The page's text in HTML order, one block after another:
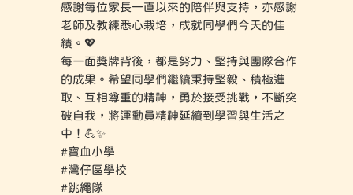
感謝每位家長一直以來的陪伴與支持，亦感謝
老師及教練悉心栽培，成就同學們今天的佳
績。💖
每一面獎牌背後，都是努力、堅持與團隊合作
的成果。希望同學們繼續秉持堅毅、積極進
取、互相尊重的精神，勇於接受挑戰，不斷突
破自我，將運動員精神延續到學習與生活之
中！💪✨
#寶血小學
#灣仔區學校
#跳繩隊